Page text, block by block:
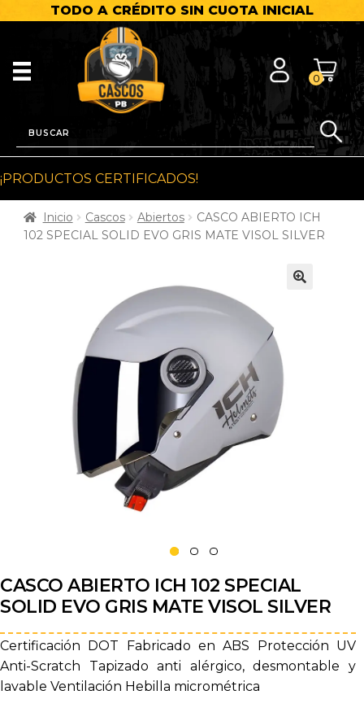
TODO A CRÉDITO SIN CUOTA INICIAL
0
¡PRODUCTOS CERTIFICADOS!
Inicio Cascos Abiertos
CASCO ABIERTO ICH
102 SPECIAL SOLID EVO GRIS MATE VISOL SILVER
CASCO ABIERTO ICH 102 SPECIAL
SOLID EVO GRIS MATE VISOL SILVER
Certificación DOT Fabricado en ABS Protección UV
Anti-Scratch Tapizado anti alérgico, desmontable y
lavable Ventilación Hebilla micrométrica